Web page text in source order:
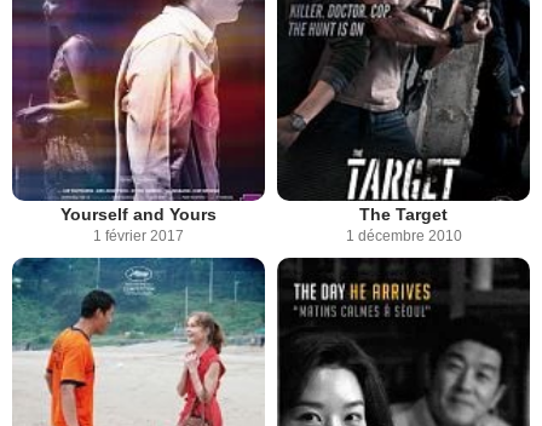
Yourself and Yours
1 février 2017
The Target
1 décembre 2010